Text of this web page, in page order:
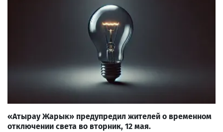
«Атырау Жарык» предупредил жителей о временном
отключении света во вторник, 12 мая.